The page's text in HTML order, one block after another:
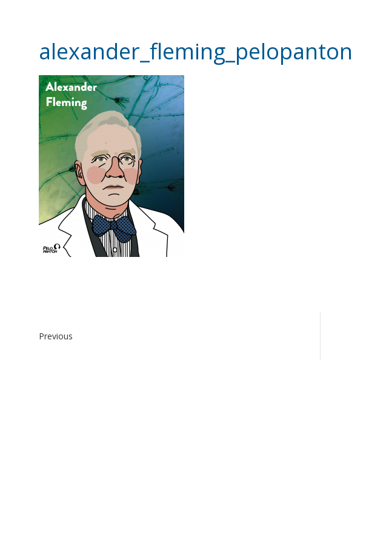
alexander_fleming_pelopanton
Previous